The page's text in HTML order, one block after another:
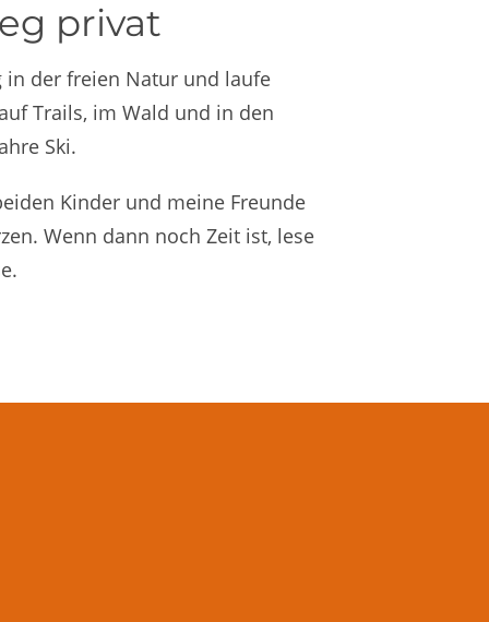
privat
in der freien Natur und laufe
Trails, im Wald und in den
Ski.
Kinder und meine Freunde
Wenn dann noch Zeit ist, lese